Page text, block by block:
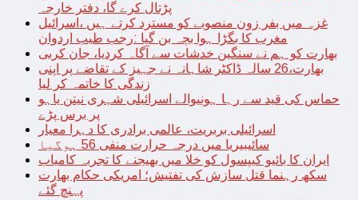
پڑتال کرے گا، دفتر خارجہ
غزہ میں بفر زون منصوبے کو مسترد کرتے ہیں ،اسرائیل
مغرب کا بگڑا ہوا بچہ بن گیا :رجب طیب اردوان
بھارت کو ہم نے سنگین خدشات سے آگاہ کردیا، جان کربی
بھارت،26 سالہ ڈاکٹر شاہانہ نے جہیز کے تقاضے پر اپنی
زندگی کا خاتمہ کر لیا
حماس کی قید سے رہا ہونیوالے اسرائیلی شہری نیتن یاہو
پر برس پڑے
اسرائیلی بربریت، عالمی برادری کا دہرا معیار
سائیبیریا میں درجہ حرارت منفی 56 ہوگیا
ایران کا بائیو کیپسول کو خلا میں بھیجنے کا تجربہ کامیاب
سکھ رہنما قتل سازش کی تفتیش؛ امریکی حکام بھارت
پہنچ گئے